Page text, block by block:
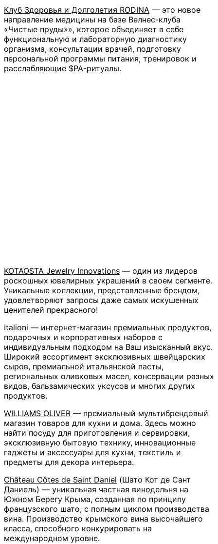
Клуб Здоровья и Долголетия RODINA — это новое
направление медицины на базе Велнес-клуба
«Чистые пруды»», которое объединяет в себе
функциональную и лабораторную диагностику
организма, консультации врачей, подготовку
персональной программы питания, тренировок и
расслабляющие $PA-ритуалы.
KOTAOSTA Jewelry Innovations — один из лидеров
роскошных ювелирных украшений в своем сегменте.
Уникальные коллекции, представленные брендом,
удовлетворяют запросы даже самых искушенных
ценителей прекрасного!
Italioni — интернет-магазин премиальных продуктов,
подарочных и корпоративных наборов с
индивидуальным подходом на Ваш изысканный вкус.
Широкий ассортимент эксклюзивных швейцарских
сыров, премиальной итальянской пасты,
региональных оливковых масел, консервации разных
видов, бальзамических уксусов и многих других
продуктов.
WILLIAMS OLIVER — премиальный мультибрендовый
магазин товаров для кухни и дома. Здесь можно
найти посуду для приготовления и сервировки,
эксклюзивную бытовую технику, инновационные
гаджеты и аксессуары для кухни, текстиль и
предметы для декора интерьера.
Château Côtes de Saint Daniel (Шато Кот де Сант
Даниель) — уникальная частная винодельня на
Южном Берегу Крыма, созданная по принципу
французского шато, с полным циклом производства
вина. Производство крымского вина высочайшего
класса, способного конкурировать на
международном уровне.